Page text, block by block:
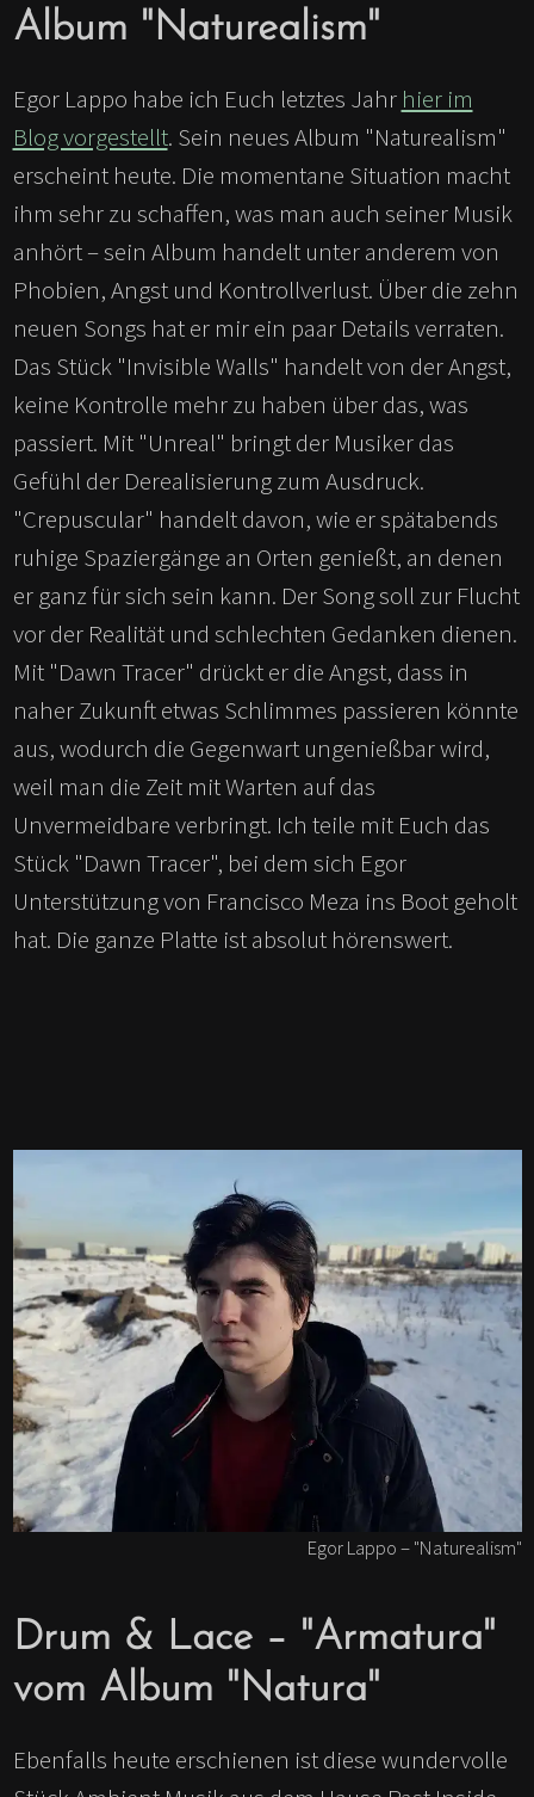
Album "Naturealism"
Egor Lappo habe ich Euch letztes Jahr hier im
Blog vorgestellt. Sein neues Album "Naturealism"
erscheint heute. Die momentane Situation macht
ihm sehr zu schaffen, was man auch seiner Musik
anhört – sein Album handelt unter anderem von
Phobien, Angst und Kontrollverlust. Über die zehn
neuen Songs hat er mir ein paar Details verraten.
Das Stück "Invisible Walls" handelt von der Angst,
keine Kontrolle mehr zu haben über das, was
passiert. Mit "Unreal" bringt der Musiker das
Gefühl der Derealisierung zum Ausdruck.
"Crepuscular" handelt davon, wie er spätabends
ruhige Spaziergänge an Orten genießt, an denen
er ganz für sich sein kann. Der Song soll zur Flucht
vor der Realität und schlechten Gedanken dienen.
Mit "Dawn Tracer" drückt er die Angst, dass in
naher Zukunft etwas Schlimmes passieren könnte
aus, wodurch die Gegenwart ungenießbar wird,
weil man die Zeit mit Warten auf das
Unvermeidbare verbringt. Ich teile mit Euch das
Stück "Dawn Tracer", bei dem sich Egor
Unterstützung von Francisco Meza ins Boot geholt
hat. Die ganze Platte ist absolut hörenswert.
Egor Lappo – "Naturealism"
Drum & Lace – "Armatura"
vom Album "Natura"
Ebenfalls heute erschienen ist diese wundervolle